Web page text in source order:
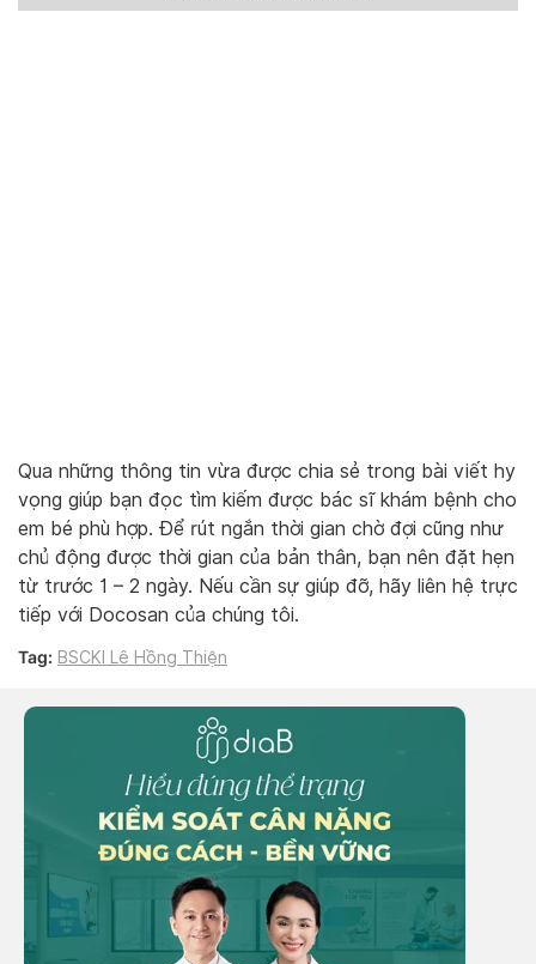
Qua những thông tin vừa được chia sẻ trong bài viết hy
vọng giúp bạn đọc tìm kiếm được bác sĩ khám bệnh cho
em bé phù hợp. Để rút ngắn thời gian chờ đợi cũng như
chủ động được thời gian của bản thân, bạn nên đặt hẹn
từ trước 1 – 2 ngày. Nếu cần sự giúp đỡ, hãy liên hệ trực
tiếp với Docosan của chúng tôi.
Tag: BSCKI Lê Hồng Thiện